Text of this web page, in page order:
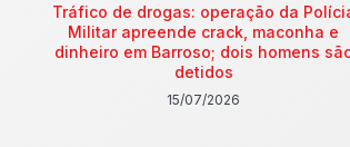
Tráfico de drogas: operação da
Militar apreende crack, maconha e
dinheiro em Barroso; dois homens
detidos
15/07/2026